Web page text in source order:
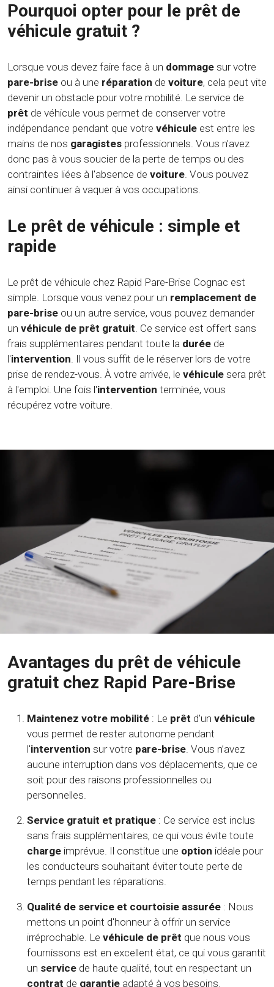
Pourquoi opter pour le prêt de
véhicule gratuit ?
Lorsque vous devez faire face à un dommage sur votre
pare-brise ou à une réparation de voiture, cela peut vite
devenir un obstacle pour votre mobilité. Le service de
prêt de véhicule vous permet de conserver votre
indépendance pendant que votre véhicule est entre les
mains de nos garagistes professionnels. Vous n’avez
donc pas à vous soucier de la perte de temps ou des
contraintes liées à l'absence de voiture. Vous pouvez
ainsi continuer à vaquer à vos occupations.
Le prêt de véhicule : simple et
rapide
Le prêt de véhicule chez Rapid Pare-Brise Cognac est
simple. Lorsque vous venez pour un remplacement de
pare-brise ou un autre service, vous pouvez demander
un véhicule de prêt gratuit. Ce service est offert sans
frais supplémentaires pendant toute la durée de
l'intervention. Il vous suffit de le réserver lors de votre
prise de rendez-vous. À votre arrivée, le véhicule sera prêt
à l'emploi. Une fois l'intervention terminée, vous
récupérez votre voiture.
Avantages du prêt de véhicule
gratuit chez Rapid Pare-Brise
Maintenez votre mobilité : Le prêt d'un véhicule
vous permet de rester autonome pendant
l'intervention sur votre pare-brise. Vous n’avez
aucune interruption dans vos déplacements, que ce
soit pour des raisons professionnelles ou
personnelles.
Service gratuit et pratique : Ce service est inclus
sans frais supplémentaires, ce qui vous évite toute
charge imprévue. Il constitue une option idéale pour
les conducteurs souhaitant éviter toute perte de
temps pendant les réparations.
Qualité de service et courtoisie assurée : Nous
mettons un point d'honneur à offrir un service
irréprochable. Le véhicule de prêt que nous vous
fournissons est en excellent état, ce qui vous garantit
un service de haute qualité, tout en respectant un
contrat de garantie adapté à vos besoins.